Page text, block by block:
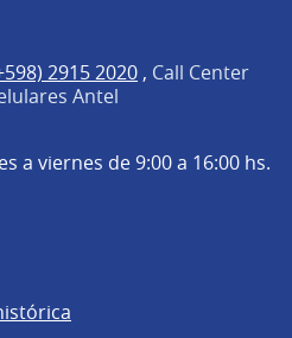
2915 2020 , Call Center
Antel
a viernes de 9:00 a 16:00 hs.